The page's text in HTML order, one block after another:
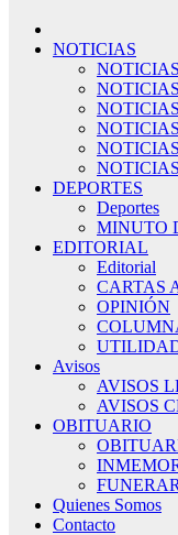
NOTICIAS
DEPORTES
Deportes
MINUTO
EDITORIAL
Editorial
CARTAS
OPINIÓN
Avisos
AVISOS
AVISOS
OBITUARIO
Quienes Somos
Contacto